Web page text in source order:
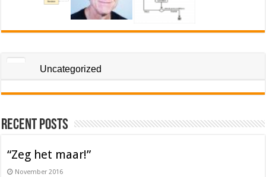
Uncategorized
Recent Posts
“Zeg het maar!”
November 2016